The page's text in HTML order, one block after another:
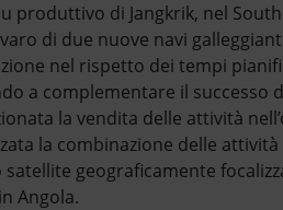
produttivo di Jangkrik, nel
di due nuove navi
nel rispetto dei tempi
a complementare il successo
la vendita delle attività
la combinazione delle
satellite geograficamente
Angola.